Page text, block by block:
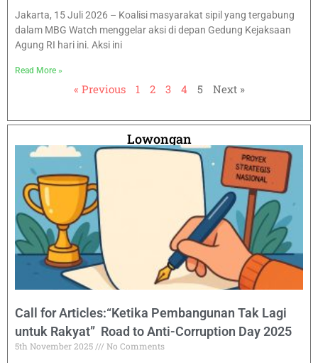
Jakarta, 15 Juli 2026 – Koalisi masyarakat sipil yang tergabung
dalam MBG Watch menggelar aksi di depan Gedung Kejaksaan
Agung RI hari ini. Aksi ini
Read More »
« Previous 1 2 3 4 5 Next »
Lowongan
Call for Articles:“Ketika Pembangunan Tak Lagi
untuk Rakyat” Road to Anti-Corruption Day 2025
5th November 2025 No Comments